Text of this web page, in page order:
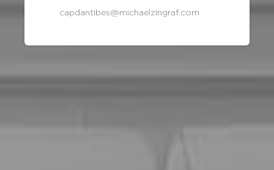
capdantibes@michaelzingraf.com